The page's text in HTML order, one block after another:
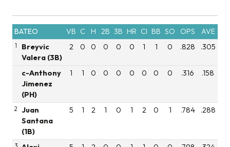
BATEO VB C H 2B 3B HR CI BB SO OPS AVE
1
Breyvic
Valera (3B)
2 0 0 0 0 0 1 1 0 .828 .305
c-Anthony
Jimenez
(PH)
1 1 0 0 0 0 0 0 0 .316 .158
2
Juan
Santana
(1B)
5 1 2 1 0 1 2 0 1 .784 .288